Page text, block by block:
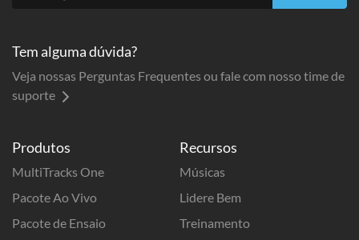
Produtos
MultiTracks One
Pacote Ao Vivo
Pacote de Ensaio
Recursos
Músicas
Lidere Bem
Treinamento
Tem alguma dúvida?
Veja nossas Perguntas Frequentes ou fale com nosso time de
suporte